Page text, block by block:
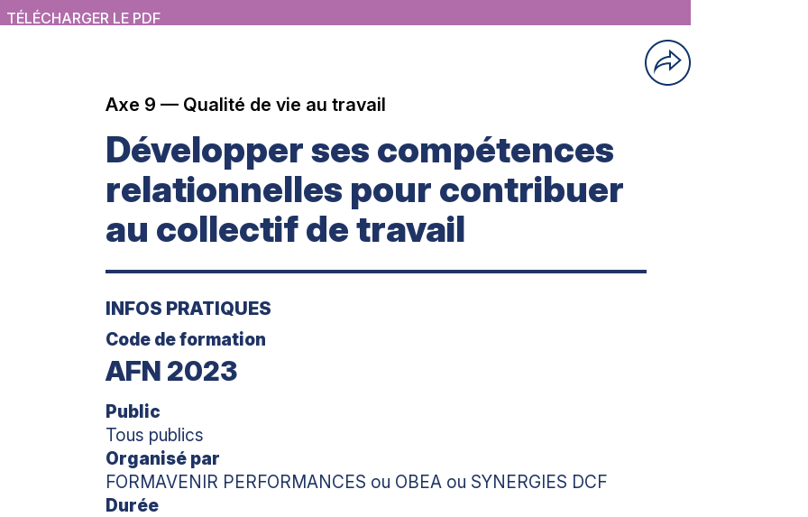
TÉLÉCHARGER LE PDF
Axe 9 — Qualité de vie au travail
Développer ses compétences
relationnelles pour contribuer
au collectif de travail
INFOS PRATIQUES
Code de formation
AFN 2023
Public
Tous publics
Organisé par
FORMAVENIR PERFORMANCES ou OBEA ou SYNERGIES DCF
Durée